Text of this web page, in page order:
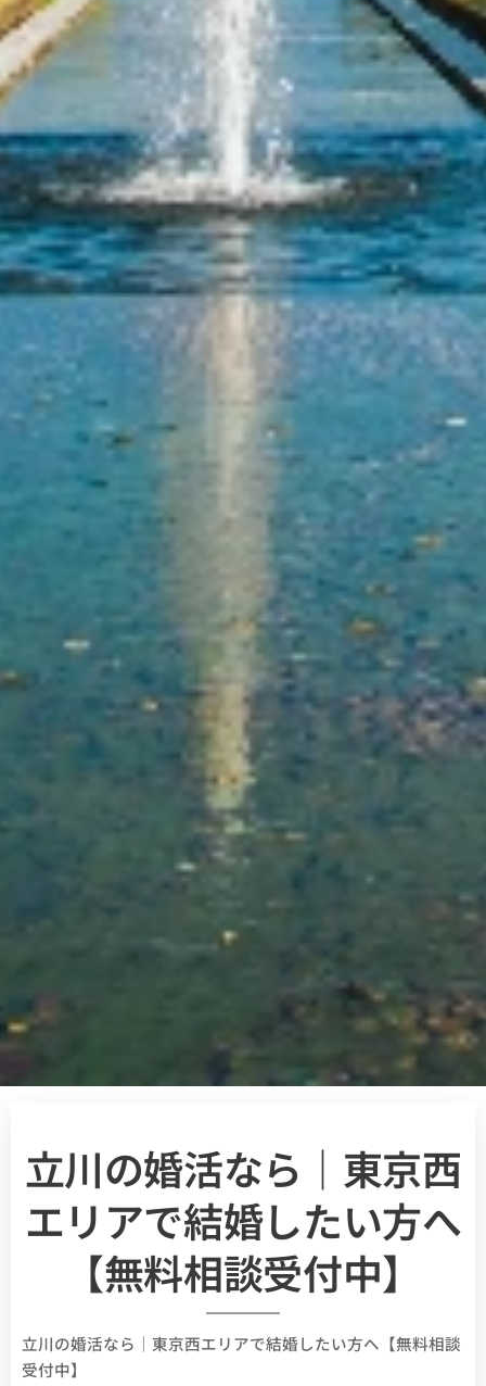
立川の婚活なら｜東京西
エリアで結婚したい方へ
【無料相談受付中】
立川の婚活なら｜東京西エリアで結婚したい方へ【無料相談
受付中】